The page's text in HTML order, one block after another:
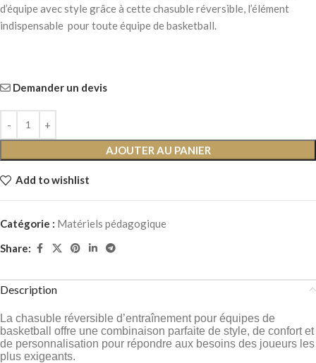
d’équipe avec style grâce à cette chasuble réversible, l’élément
indispensable pour toute équipe de basketball.
Demander un devis
AJOUTER AU PANIER
Add to wishlist
Catégorie : Matériels pédagogique
Share:
Description
La chasuble réversible d’entraînement pour équipes de
basketball offre une combinaison parfaite de style, de confort et
de personnalisation pour répondre aux besoins des joueurs les
plus exigeants.